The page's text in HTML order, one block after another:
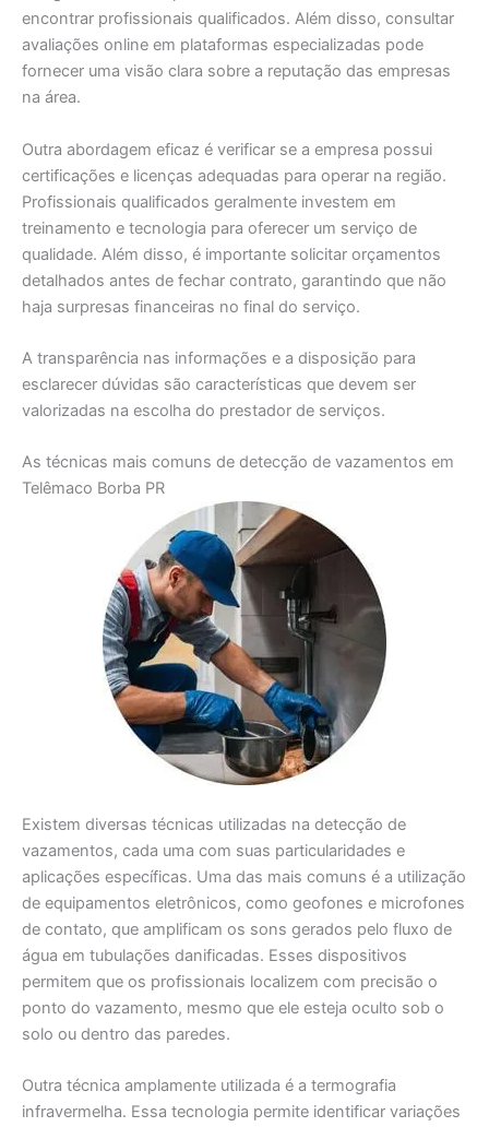
encontrar profissionais qualificados. Além disso, consultar
avaliações online em plataformas especializadas pode
fornecer uma visão clara sobre a reputação das empresas
na área.
Outra abordagem eficaz é verificar se a empresa possui
certificações e licenças adequadas para operar na região.
Profissionais qualificados geralmente investem em
treinamento e tecnologia para oferecer um serviço de
qualidade. Além disso, é importante solicitar orçamentos
detalhados antes de fechar contrato, garantindo que não
haja surpresas financeiras no final do serviço.
A transparência nas informações e a disposição para
esclarecer dúvidas são características que devem ser
valorizadas na escolha do prestador de serviços.
As técnicas mais comuns de detecção de vazamentos em
Telêmaco Borba PR
Existem diversas técnicas utilizadas na detecção de
vazamentos, cada uma com suas particularidades e
aplicações específicas. Uma das mais comuns é a utilização
de equipamentos eletrônicos, como geofones e microfones
de contato, que amplificam os sons gerados pelo fluxo de
água em tubulações danificadas. Esses dispositivos
permitem que os profissionais localizem com precisão o
ponto do vazamento, mesmo que ele esteja oculto sob o
solo ou dentro das paredes.
Outra técnica amplamente utilizada é a termografia
infravermelha. Essa tecnologia permite identificar variações